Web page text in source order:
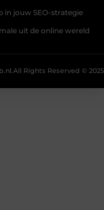
in jouw SEO-strategie
uit de online wereld
All Rights Reserved © 2025